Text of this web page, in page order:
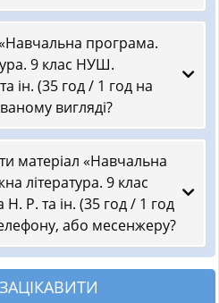
програма.
9 клас НУШ.
ін. (35 год / 1 год на
вигляді?
матеріал «Навчальна
література. 9 клас
Р. та ін. (35 год / 1 год
або месенжеру?